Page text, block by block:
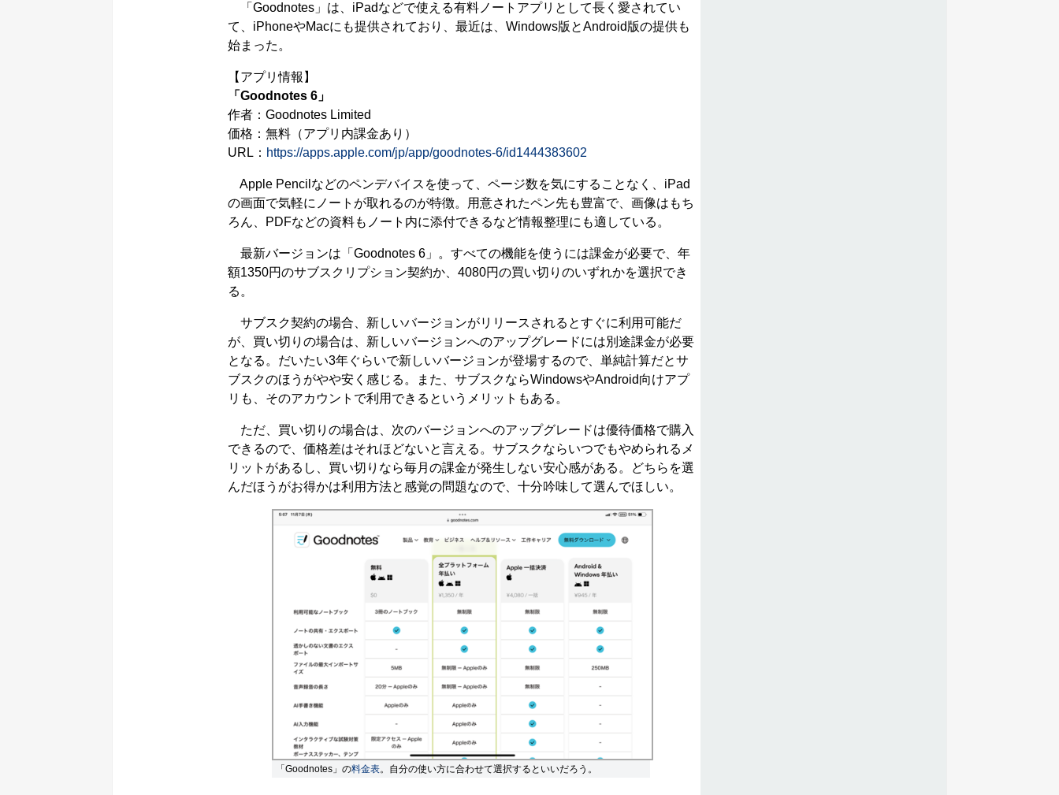
「Goodnotes」は、iPadなどで使える有料ノートアプリとして長く愛されてい
て、iPhoneやMacにも提供されており、最近は、Windows版とAndroid版の提供も
始まった。
【アプリ情報】
「Goodnotes 6」
作者：Goodnotes Limited
価格：無料（アプリ内課金あり）
URL： https://apps.apple.com/jp/app/goodnotes-6/id1444383602
Apple Pencilなどのペンデバイスを使って、ページ数を気にすることなく、iPad
の画面で気軽にノートが取れるのが特徴。用意されたペン先も豊富で、画像はもち
ろん、PDFなどの資料もノート内に添付できるなど情報整理にも適している。
最新バージョンは「Goodnotes 6」。すべての機能を使うには課金が必要で、年
額1350円のサブスクリプション契約か、4080円の買い切りのいずれかを選択でき
る。
サブスク契約の場合、新しいバージョンがリリースされるとすぐに利用可能だ
が、買い切りの場合は、新しいバージョンへのアップグレードには別途課金が必要
となる。だいたい3年ぐらいで新しいバージョンが登場するので、単純計算だとサ
ブスクのほうがやや安く感じる。また、サブスクならWindowsやAndroid向けアプ
リも、そのアカウントで利用できるというメリットもある。
ただ、買い切りの場合は、次のバージョンへのアップグレードは優待価格で購入
できるので、価格差はそれほどないと言える。サブスクならいつでもやめられるメ
リットがあるし、買い切りなら毎月の課金が発生しない安心感がある。どちらを選
んだほうがお得かは利用方法と感覚の問題なので、十分吟味して選んでほしい。
「Goodnotes」の料金表。自分の使い方に合わせて選択するといいだろう。